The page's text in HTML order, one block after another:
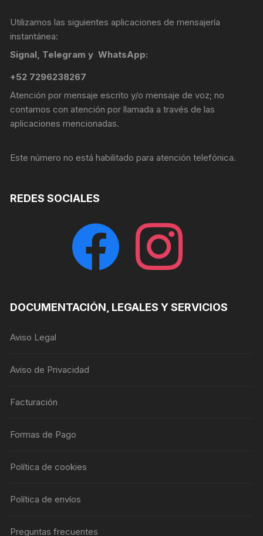
Utilizamos las siguientes aplicaciones de mensajería
instantánea:
Signal, Telegram y WhatsApp:
+52 7296238267
Atención por mensaje escrito y/o mensaje de voz; no
contamos con atención por llamada a través de las
aplicaciones mencionadas.
Este número no está habilitado para atención telefónica.
REDES SOCIALES
facebook instagram
DOCUMENTACIÓN, LEGALES Y SERVICIOS
Aviso Legal
Aviso de Privacidad
Facturación
Formas de Pago
Política de cookies
Política de envíos
Preguntas frecuentes